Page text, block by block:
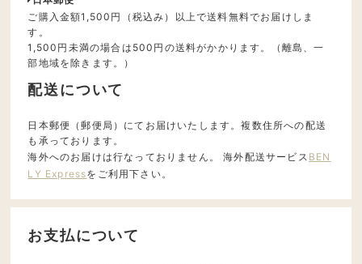
ご購入金額1,500円（税込み）以上で送料無料でお届けしま
す。
1,500円未満の場合は500円の送料がかかります。（離島、一
部地域を除きます。）
配送について
日本郵便（郵便局）にてお届けいたします。複数住所への配送
も承っております。
海外へのお届けは行なっておりません。 海外配送サービス BEN
LY Expressをご利用下さい。
お支払について